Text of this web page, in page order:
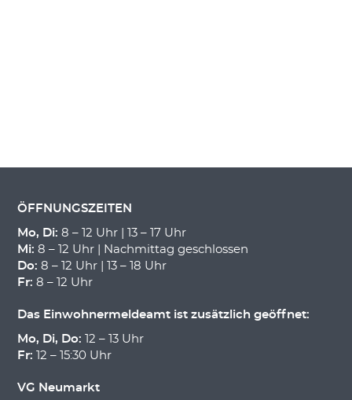
ÖFFNUNGSZEITEN
Mo, Di: 8 – 12 Uhr | 13 – 17 Uhr
Mi: 8 – 12 Uhr | Nachmittag geschlossen
Do: 8 – 12 Uhr | 13 – 18 Uhr
Fr: 8 – 12 Uhr
Das Einwohnermeldeamt ist zusätzlich geöffnet:
Mo, Di, Do: 12 – 13 Uhr
Fr: 12 – 15:30 Uhr
VG Neumarkt